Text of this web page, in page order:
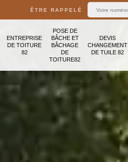
ÊTRE RAPPELÉ
ENTREPRISE
DE TOITURE
82
POSE DE
BÂCHE ET
BÂCHAGE
DE
TOITURE82
DEVIS
CHANGEMENT
DE TUILE 82